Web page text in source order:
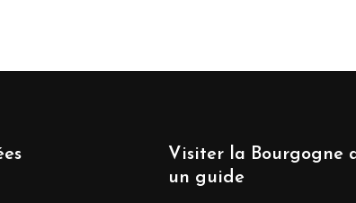
Visiter la Bourgogne
un guide